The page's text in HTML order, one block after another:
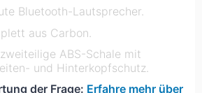
Bluetooth-Lautsprecher.
aus Carbon.
ABS-Schale mit
und Hinterkopfschutz.
der Frage: Erfahre mehr über